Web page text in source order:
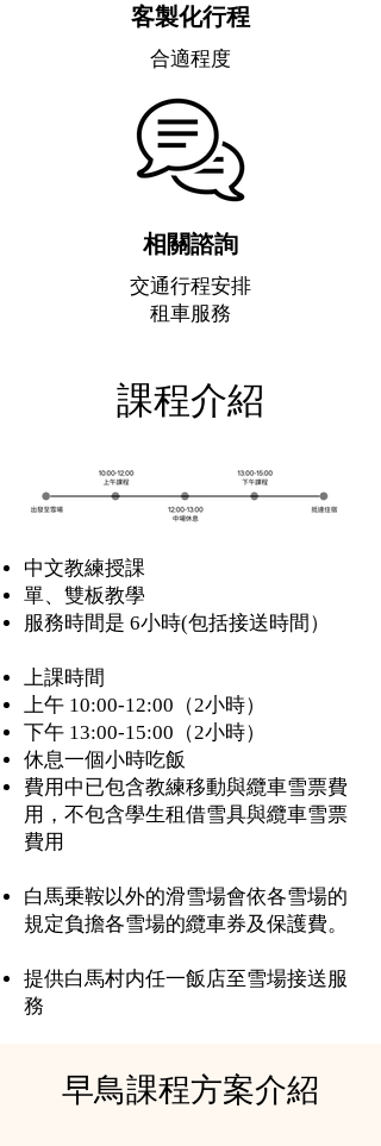
客製化行程
​合適程度
相關諮詢
交通行程安排
​租車服務
​課程介紹
中文教練授課
單、雙板教學
​服務時間是 6小時(包括接送時間）
上課時間
上午 10:00-12:00（2小時）
下午 13:00-15:00（2小時）
休息一個小時吃飯
費用中已包含教練移動與纜車雪票費
用，不包含學生租借雪具與纜車雪票
費用
​白馬乗鞍以外的滑雪場會依各雪場的
規定負擔各雪場的纜車券及保護費。
提供白馬村内任一飯店至雪場接送服
務
早鳥​課程方案介紹